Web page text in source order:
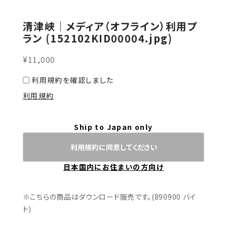
清津峡｜メディア（オフライン）利用プ
ラン (152102KID00004.jpg)
¥11,000
利用規約を確認しました
利用規約
Ship to Japan only
利用規約に同意してください
日本国内にお住まいの方向け
※こちらの商品はダウンロード販売です。(890900 バイ
ト)